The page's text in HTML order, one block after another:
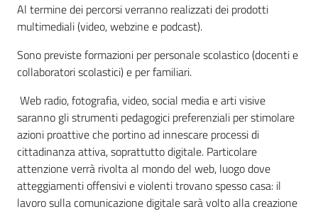
Assemblea
Attività
Argomenti
Per i media
Per i cittadini
Al termine dei percorsi verranno realizzati dei prodotti
multimediali (video, webzine e podcast).
Sono previste formazioni per personale scolastico (docenti e
collaboratori scolastici) e per familiari.
Web radio, fotografia, video, social media e arti visive
saranno gli strumenti pedagogici preferenziali per stimolare
azioni proattive che portino ad innescare processi di
cittadinanza attiva, soprattutto digitale. Particolare
attenzione verrà rivolta al mondo del web, luogo dove
atteggiamenti offensivi e violenti trovano spesso casa: il
lavoro sulla comunicazione digitale sarà volto alla creazione